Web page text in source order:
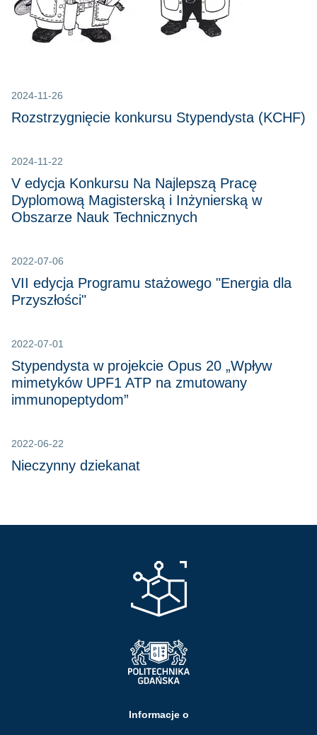
2024-11-26
Rozstrzygnięcie konkursu Stypendysta (KCHF)
2024-11-22
V edycja Konkursu Na Najlepszą Pracę
Dyplomową Magisterską i Inżynierską w
Obszarze Nauk Technicznych
2022-07-06
VII edycja Programu stażowego "Energia dla
Przyszłości"
2022-07-01
Stypendysta w projekcie Opus 20 „Wpływ
mimetyków UPF1 ATP na zmutowany
immunopeptydom”
2022-06-22
Nieczynny dziekanat
Informacje o